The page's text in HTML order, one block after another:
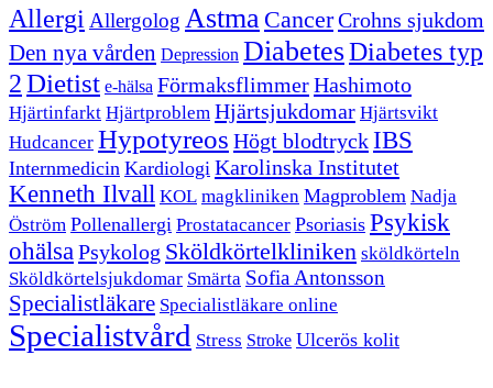
Allergi Allergolog Astma CancerCrohns sjukdom
Den nya vården Depression DiabetesDiabetes typ
2Dietist e-hälsa FörmaksflimmerHashimoto
Hjärtinfarkt Hjärtproblem Hjärtsjukdomar Hjärtsvikt
Hudcancer Hypotyreos Högt blodtryckIBS
Internmedicin Kardiologi Karolinska Institutet
Kenneth Ilvall KOL magkliniken Magproblem Nadja
Öström Pollenallergi Prostatacancer Psoriasis Psykisk
ohälsa Psykolog Sköldkörtelkliniken sköldkörteln
Sköldkörtelsjukdomar Smärta Sofia Antonsson
Specialistläkare Specialistläkare online
Specialistvård Stress Stroke Ulcerös kolit